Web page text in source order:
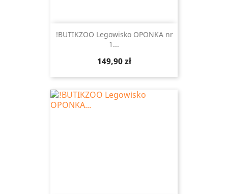
!BUTIKZOO Legowisko OPONKA nr
1...
Cena
149,90 zł